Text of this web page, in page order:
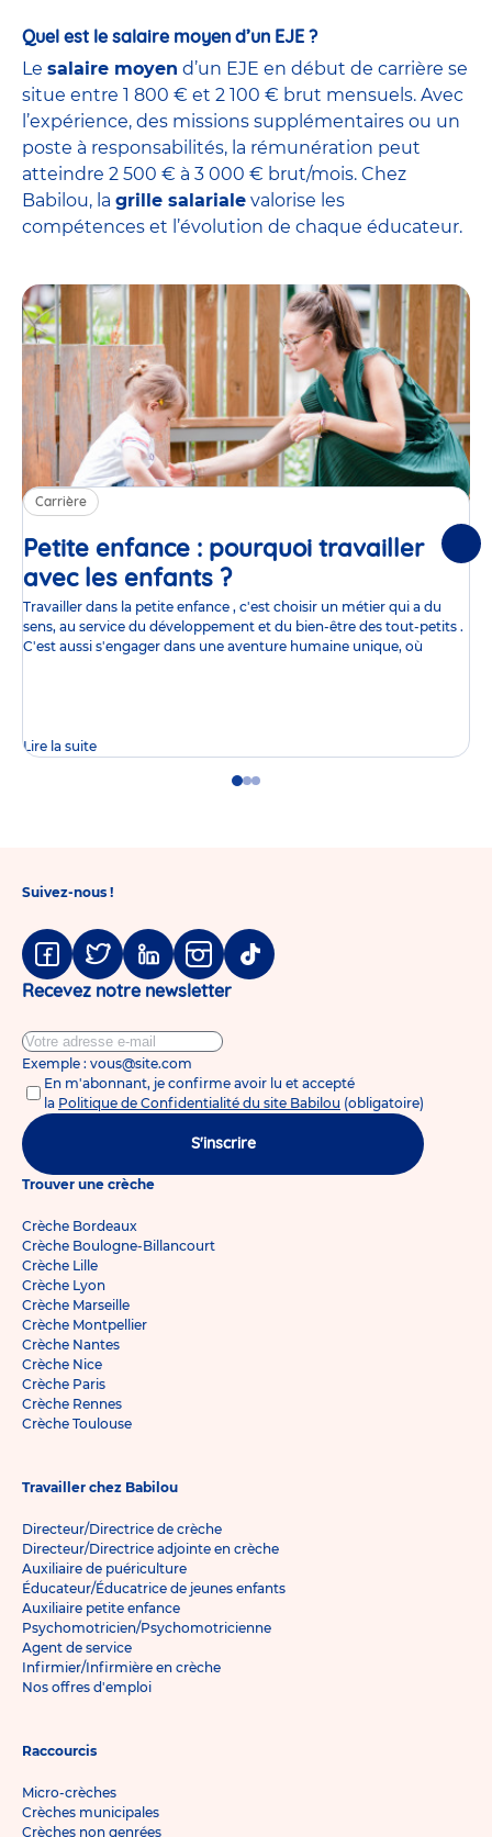
Quel est le salaire moyen d’un EJE ?
Le salaire moyen d’un EJE en début de carrière se
situe entre 1 800 € et 2 100 € brut mensuels. Avec
l’expérience, des missions supplémentaires ou un
poste à responsabilités, la rémunération peut
atteindre 2 500 € à 3 000 € brut/mois. Chez
Babilou, la grille salariale valorise les
compétences et l’évolution de chaque éducateur.
Carrière
Petite enfance : pourquoi travailler
avec les enfants ?Article
Travailler dans la petite enfance , c'est choisir un métier qui a du
sens, au service du développement et du bien-être des tout-petits .
C'est aussi s'engager dans une aventure humaine unique, où
Lire la suite
GoGoGo
Suivez-nous !
Facebook
TwitterLinkedinInstagram
Tiktok
Recevez notre newsletter
Exemple : vous@site.com
En m'abonnant, je confirme avoir lu et accepté
la Politique de Confidentialité du site Babilou (obligatoire)
S'inscrire
Trouver une crèche
Crèche Bordeaux
Crèche Boulogne-Billancourt
Crèche Lille
Crèche Lyon
Crèche Marseille
Crèche Montpellier
Crèche Nantes
Crèche Nice
Crèche Paris
Crèche Rennes
Crèche Toulouse
Travailler chez Babilou
Directeur/Directrice de crèche
Directeur/Directrice adjointe en crèche
Auxiliaire de puériculture
Éducateur/Éducatrice de jeunes enfants
Auxiliaire petite enfance
Psychomotricien/Psychomotricienne
Agent de service
Infirmier/Infirmière en crèche
Nos offres d'emploi
Raccourcis
Micro-crèches
Crèches municipales
Crèches non genrées